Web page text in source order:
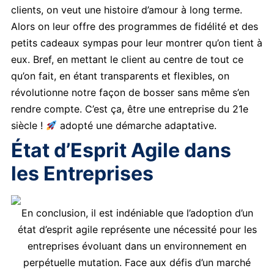
clients, on veut une histoire d’amour à long terme.
Alors on leur offre des programmes de fidélité et des
petits cadeaux sympas pour leur montrer qu’on tient à
eux. Bref, en mettant le client au centre de tout ce
qu’on fait, en étant transparents et flexibles, on
révolutionne notre façon de bosser sans même s’en
rendre compte. C’est ça, être une entreprise du 21e
siècle !
adopté une démarche adaptative.
État d’Esprit Agile dans
les Entreprises
En conclusion, il est indéniable que l’adoption d’un
état d’esprit agile représente une nécessité pour les
entreprises évoluant dans un environnement en
perpétuelle mutation. Face aux défis d’un marché